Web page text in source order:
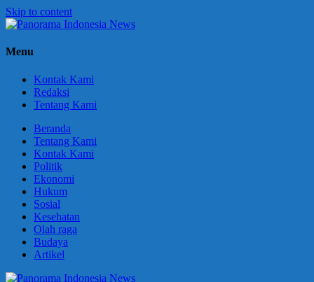
Skip to content
Panorama
Berani
Menu
Kontak Kami
Redaksi
Tentang Kami
Beranda
Tentang Kami
Kontak Kami
Politik
Ekonomi
Hukum
Sosial
Kesehatan
Olah raga
Budaya
Artikel